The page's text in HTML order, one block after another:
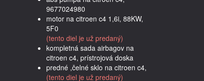
9677024980
motor na citroen c4 1,6i, 88KW,
5F0
(tento diel je už predaný)
kompletná sada airbagov na
citroen c4, prístrojová doska
predné ,čelné sklo na citroen c4,
(tento diel je už predaný)